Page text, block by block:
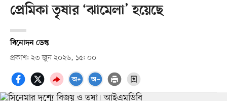
প্রেমিকা তৃষার ‘ঝামেলা’ হয়েছে
বিনোদন ডেস্ক
প্রকাশ: ২৩ জুন ২০২৬, ১৫: ০০